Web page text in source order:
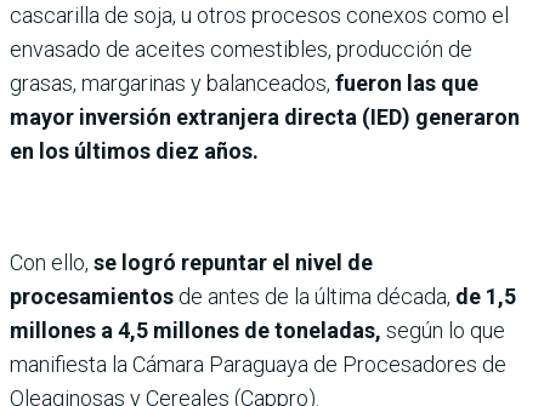
cascarilla de soja, u otros procesos conexos como el
envasado de aceites comestibles, producción de
grasas, margarinas y balanceados, fueron las que
mayor inversión extranjera directa (IED) generaron
en los últimos diez años.
Con ello, se logró repuntar el nivel de
procesamientos de antes de la última década, de 1,5
millones a 4,5 millones de toneladas, según lo que
manifiesta la Cámara Paraguaya de Procesadores de
Oleaginosas y Cereales (Cappro).